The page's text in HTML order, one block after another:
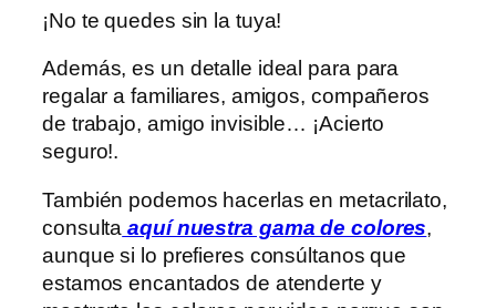
¡No te quedes sin la tuya!
Además, es un detalle ideal para para
regalar a familiares, amigos, compañeros
de trabajo, amigo invisible… ¡Acierto
seguro!.
También podemos hacerlas en metacrilato,
consulta aquí nuestra gama de colores,
aunque si lo prefieres consúltanos que
estamos encantados de atenderte y